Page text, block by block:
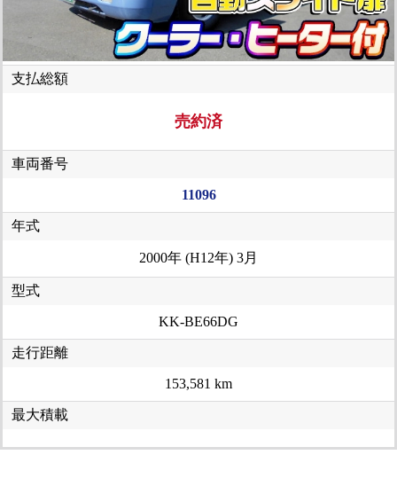
支払総額
売約済
車両番号
11096
年式
2000年 (H12年) 3月
型式
KK-BE66DG
走行距離
153,581 km
最大積載